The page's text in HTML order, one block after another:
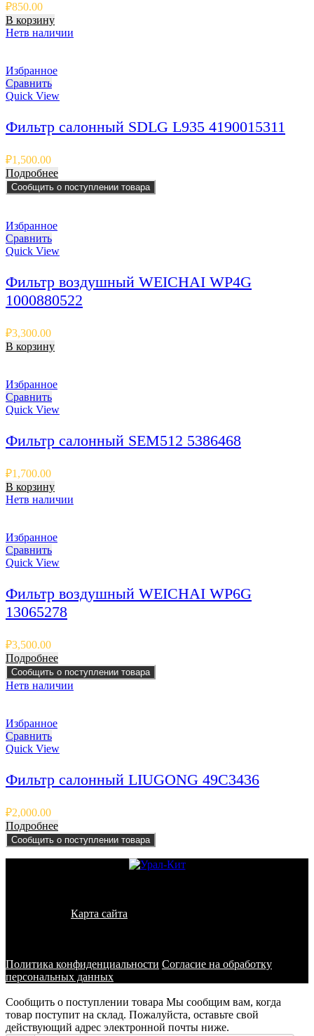
₽850.00
В корзину
Нетв наличии
Избранное
Сравнить
Quick View
Фильтр салонный SDLG L935 4190015311
₽1,500.00
Подробнее
Сообщить о поступлении товара
Избранное
Сравнить
Quick View
Фильтр воздушный WEICHAI WP4G
1000880522
₽3,300.00
В корзину
Избранное
Сравнить
Quick View
Фильтр салонный SEM512 5386468
₽1,700.00
В корзину
Нетв наличии
Избранное
Сравнить
Quick View
Фильтр воздушный WEICHAI WP6G
13065278
₽3,500.00
Подробнее
Сообщить о поступлении товара
Нетв наличии
Избранное
Сравнить
Quick View
Фильтр салонный LIUGONG 49C3436
₽2,000.00
Подробнее
Сообщить о поступлении товара
Карта сайта
Политика конфиденциальности Согласие на обработку
персональных данных
Сообщить о поступлении товара Мы сообщим вам, когда
товар поступит на склад. Пожалуйста, оставьте свой
действующий адрес электронной почты ниже.